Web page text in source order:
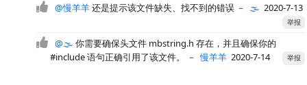
@慢羊羊还是提示该文件缺失、找不到的错误 － 🌫️ 2020-7-13
举报
@🌫️ 你需要确保头文件 mbstring.h 存在，并且确保你的
#include 语句正确引用了该文件。
－慢羊羊 2020-7-14 举报